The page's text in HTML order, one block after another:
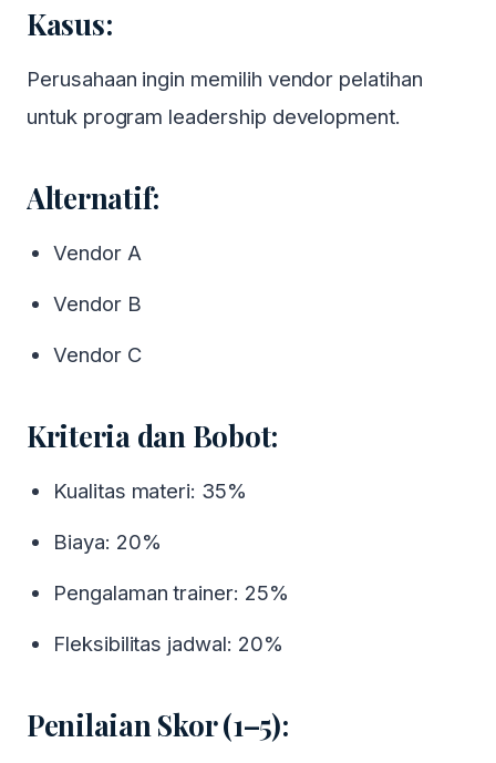
Kasus:
Perusahaan ingin memilih vendor pelatihan
untuk program leadership development.
Alternatif:
Vendor A
Vendor B
Vendor C
Kriteria dan Bobot:
Kualitas materi: 35%
Biaya: 20%
Pengalaman trainer: 25%
Fleksibilitas jadwal: 20%
Penilaian Skor (1–5):